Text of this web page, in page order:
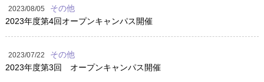
2023/08/05
その他
2023年度第4回オープンキャンパス開催
2023/07/22
その他
2023年度第3回 オープンキャンパス開催